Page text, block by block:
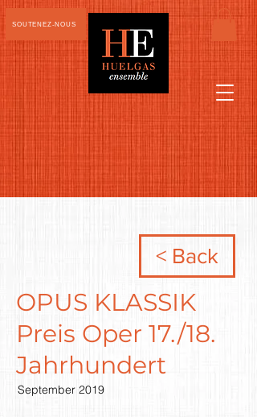
SOUTENEZ-NOUS
< Back
OPUS KLASSIK
Preis Oper 17./18.
Jahrhundert
September 2019